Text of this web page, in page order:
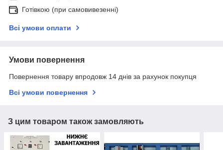
Готівкою (при самовивезенні)
Всі умови оплати
Умови повернення
Повернення товару впродовж 14 днів за рахунок покупця
Всі умови повернення
З цим товаром також замовляють